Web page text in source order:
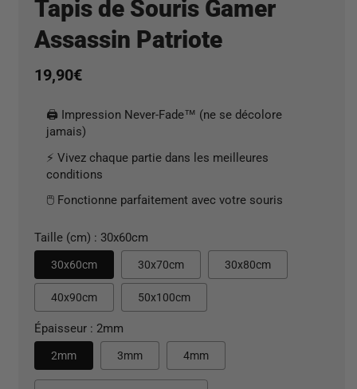
Tapis de Souris Gamer
Assassin Patriote
Prix
19,90€
🖨️ Impression Never-Fade™ (ne se décolore
jamais)
⚡ Vivez chaque partie dans les meilleures
conditions
🖱️ Fonctionne parfaitement avec votre souris
Taille (cm) : 30x60cm
30x60cm 30x70cm 30x80cm
40x90cm 50x100cm
Épaisseur : 2mm
2mm 3mm 4mm